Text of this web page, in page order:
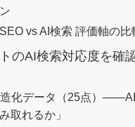
vs AI検索 評価軸の比
のAI検索対応度を確
化データ（25点）
み取れるか」